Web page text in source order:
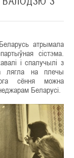
атрымала
сістэма.
і спалучылі з
лягла на плечы
сёння можна
Беларусі.